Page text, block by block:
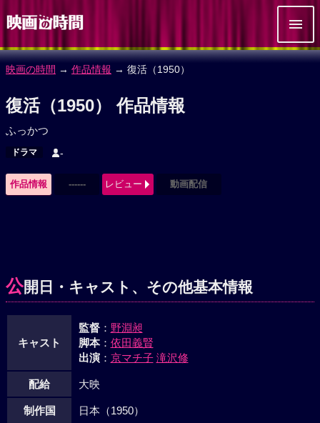
映画の時間 → 作品情報 → 復活（1950）
復活（1950） 作品情報
ふっかつ
ドラマ -
作品情報 ------ レビュー 動画配信
公開日・キャスト、その他基本情報
キャスト
監督： 野淵昶
脚本： 依田義賢
出演： 京マチ子 滝沢修
配給 大映
制作国 日本（1950）